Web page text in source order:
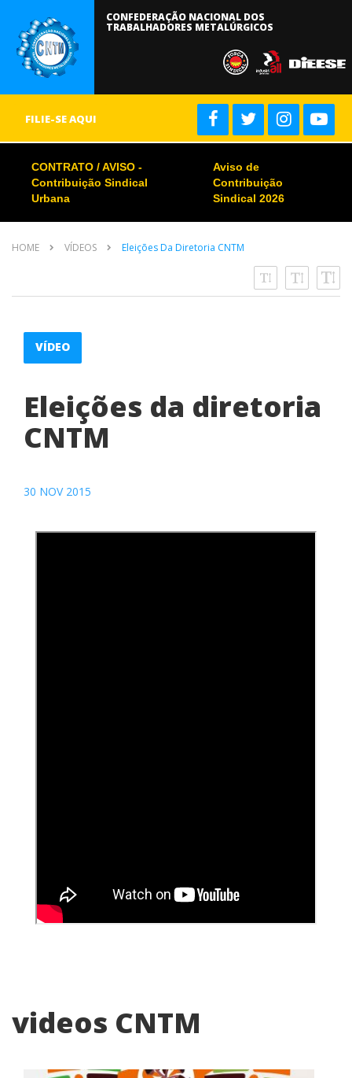
CONFEDERAÇÃO NACIONAL DOS
TRABALHADORES METALÚRGICOS
FILIE-SE AQUI
CONTRATO / AVISO -
Contribuição Sindical
Urbana
Aviso de
Contribuição
Sindical 2026
HOME VÍDEOS Eleições Da Diretoria CNTM
VÍDEO
Eleições da diretoria
CNTM
30 NOV 2015
videos CNTM